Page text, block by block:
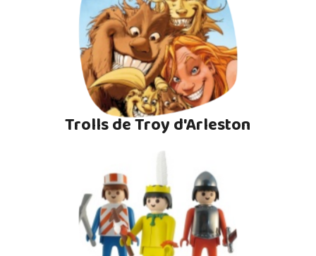
Trolls de Troy d'Arleston